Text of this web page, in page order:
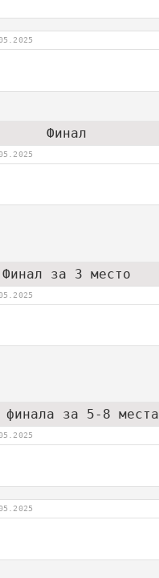
Финал
Финал за 3 место
финала за 5-8 места